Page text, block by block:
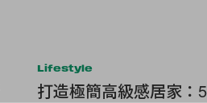
Lifestyle
打造極簡高級感居家：